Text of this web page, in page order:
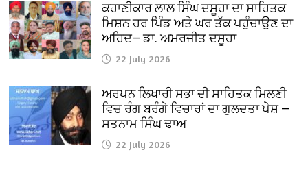
ਕਹਾਣੀਕਾਰ ਲਾਲ ਸਿੰਘ ਦਸੂਹਾ ਦਾ ਸਾਹਿਤਕ
ਮਿਸ਼ਨ ਹਰ ਪਿੰਡ ਅਤੇ ਘਰ ਤੱਕ ਪਹੁੰਚਾਉਣ ਦਾ
ਅਹਿਦ— ਡਾ. ਅਮਰਜੀਤ ਦਸੂਹਾ
22 July 2026
ਅਰਪਨ ਲਿਖਾਰੀ ਸਭਾ ਦੀ ਸਾਹਿਤਕ ਮਿਲਣੀ
ਵਿਚ ਰੰਗ ਬਰੰਗੇ ਵਿਚਾਰਾਂ ਦਾ ਗੁਲਦਤਾ ਪੇਸ਼ —
ਸਤਨਾਮ ਸਿੰਘ ਢਾਅ
22 July 2026